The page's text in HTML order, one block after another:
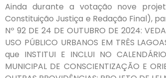
Ainda durante a votação nove
Constituição Justiça e Redação Final),
Nº 92 DE 24 DE OUTUBRO DE 2024:
USO PÚBLICO URBANOS EM TRÊS
que INSTITUI E INCLUI NO
MUNICIPAL DE CONSCIENTIZAÇÃO E